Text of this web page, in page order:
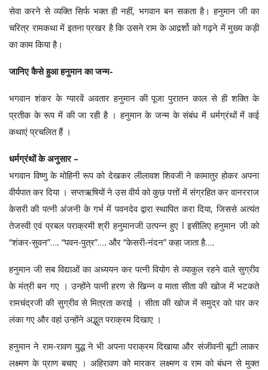
सेवा करने से व्यक्ति सिर्फ भक्त ही नहीं, भगवान बन सकता है। हनुमान जी का
चरित्र रामकथा में इतना प्रखर है कि उसने राम के आदर्र्शो को गढ़ने में मुख्य कड़ी
का काम किया है।
जानिए कैसे हुआ हनुमान का जन्म-
भगवान शंकर के ग्यारवें अवतार हनुमान की पूजा पुरातन काल से ही शक्ति के
प्रतीक के रूप में की जा रही है । हनुमान के जन्म के संबंध में धर्मग्रंथों में कई
कथाएं प्रचलित हैं ।
धर्मग्रंथों के अनुसार –
भगवान विष्णु के मोहिनी रूप को देखकर लीलावश शिवजी ने कामातुर होकर अपना
वीर्यपात कर दिया । सप्तऋषियों ने उस वीर्य को कुछ पत्तों में संग्रहित कर वानरराज
केसरी की पत्नी अंजनी के गर्भ में पवनदेव द्वारा स्थापित करा दिया, जिससे अत्यंत
तेजस्वी एवं प्रबल पराक्रमी श्री हनुमानजी उत्पन्न हुए l इसीलिए हनुमान जी को
“शंकर-सुवन”…. “पवन-पुत्र”…. और “केसरी-नंदन” कहा जाता है….
हनुमान जी सब विद्याओं का अध्ययन कर पत्नी वियोग से व्याकुल रहने वाले सुग्रीव
के मंत्री बन गए । उन्होंने पत्नी हरण से खिन्न व माता सीता की खोज में भटकते
रामचंद्रजी की सुग्रीव से मित्रता कराई । सीता की खोज में समुद्र को पार कर
लंका गए और वहां उन्होंने अद्भुत पराक्रम दिखाए ।
हनुमान ने राम-रावण युद्ध ने भी अपना पराक्रम दिखाया और संजीवनी बूटी लाकर
लक्ष्मण के प्राण बचाए । अहिरावण को मारकर लक्ष्मण व राम को बंधन से मुक्त